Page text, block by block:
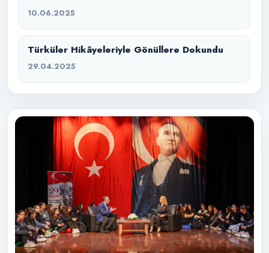
10.06.2025
Türküler Hikâyeleriyle Gönüllere Dokundu
29.04.2025